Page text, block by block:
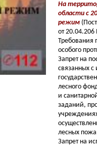
На
области c
режим
от
Требования
особого
Запрет на
связанных с
лесного
и
заданий,
лесных
Запрет на